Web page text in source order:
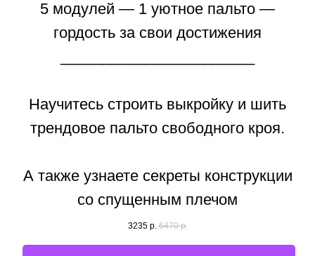
5 модулей — 1 уютное пальто —
гордость за свои достижения
Научитесь строить выкройку и шить
трендовое пальто свободного кроя.
А также узнаете секреты конструкции
со спущенным плечом
3235 р. 6470 р.